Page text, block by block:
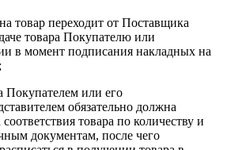
товар переходит от Поставщика
товара Покупателю или
в момент подписания накладных на
Покупателем или его
обязательно должна
товара по количеству и
документам, после чего